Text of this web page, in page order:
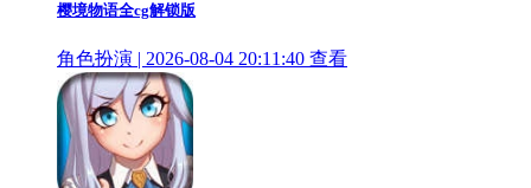
樱境物语全cg解锁版
角色扮演 | 2026-08-04 20:11:40 查看